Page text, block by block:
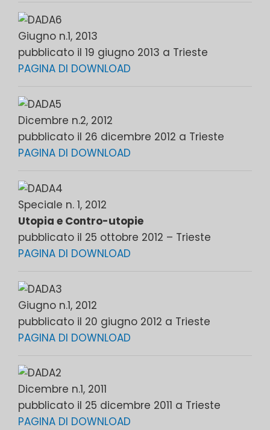
Giugno n.1, 2013
pubblicato il 19 giugno 2013 a Trieste
PAGINA DI DOWNLOAD
Dicembre n.2, 2012
pubblicato il 26 dicembre 2012 a Trieste
PAGINA DI DOWNLOAD
Speciale n. 1, 2012
Utopia e Contro-utopie
pubblicato il 25 ottobre 2012 – Trieste
PAGINA DI DOWNLOAD
Giugno n.1, 2012
pubblicato il 20 giugno 2012 a Trieste
PAGINA DI DOWNLOAD
Dicembre n.1, 2011
pubblicato il 25 dicembre 2011 a Trieste
PAGINA DI DOWNLOAD